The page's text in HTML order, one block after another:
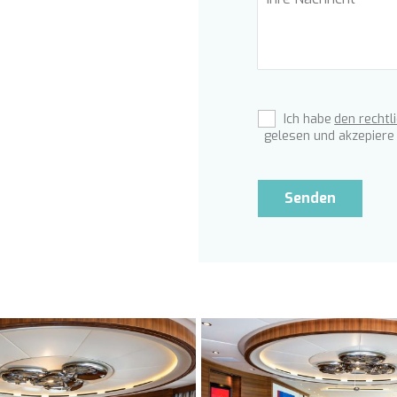
Ich habe den
gelesen und
Senden